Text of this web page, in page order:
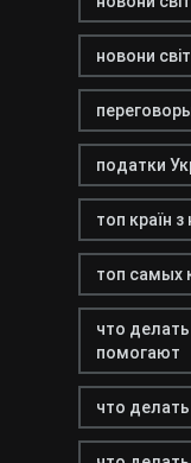
новони
податки
топ країн
топ самых
что
помогают
что